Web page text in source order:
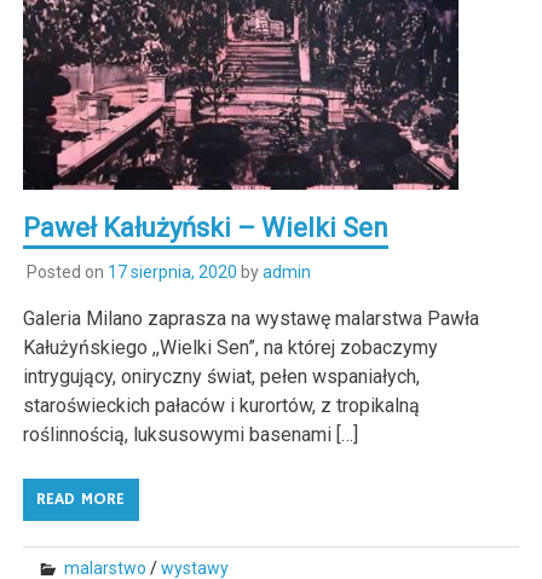
Paweł Kałużyński – Wielki Sen
Posted on 17 sierpnia, 2020 byadmin
Galeria Milano zaprasza na wystawę malarstwa Pawła
Kałużyńskiego ,,Wielki Sen”, na której zobaczymy
intrygujący, oniryczny świat, pełen wspaniałych,
staroświeckich pałaców i kurortów, z tropikalną
roślinnością, luksusowymi basenami […]
READ MORE
malarstwo /wystawy